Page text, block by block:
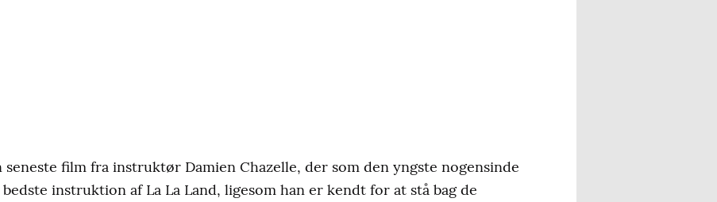
seneste film fra instruktør Damien Chazelle, der som den yngste nogensinde
instruktion af La La Land, ligesom han er kendt for at stå bag de